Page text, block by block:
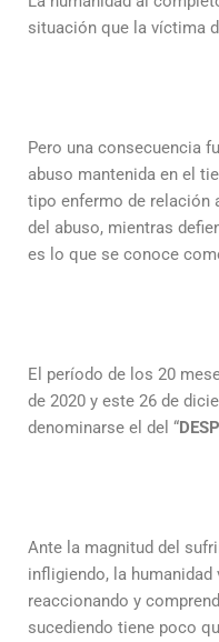
situación que la víctima
Pero una consecuencia
abuso mantenida en el
tipo enfermo de relación
del abuso, mientras
es lo que se conoce
El período de los 20
de 2020 y este 26 de
denominarse el del “
Ante la magnitud del
infligiendo, la
reaccionando y
sucediendo tiene poco